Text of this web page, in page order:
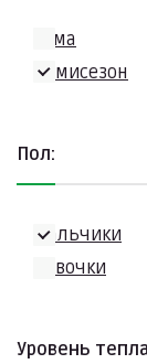
Зима
Демисезон
Пол:
Мальчики
Девочки
Уровень